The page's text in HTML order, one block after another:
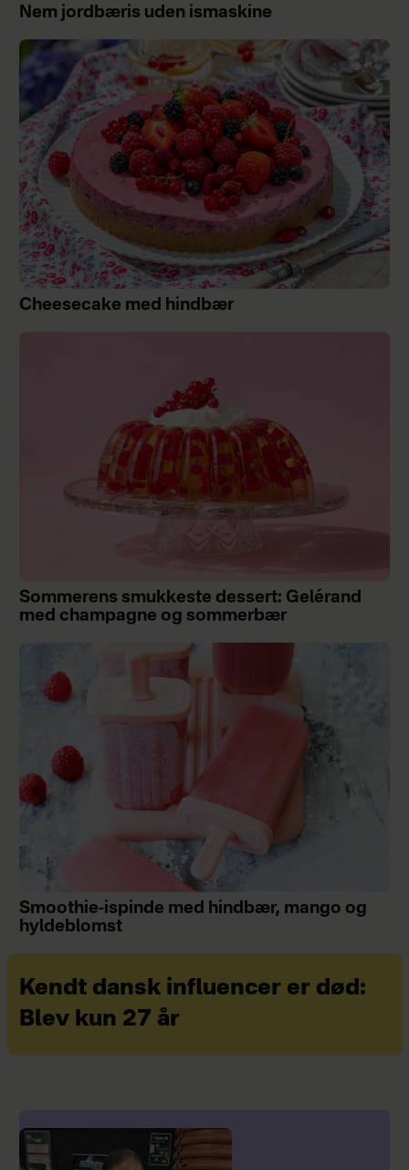
Nem jordbæris uden ismaskine
Cheesecake med hindbær
Sommerens smukkeste dessert: Gelérand
med champagne og sommerbær
Smoothie-ispinde med hindbær, mango og
hyldeblomst
Kendt dansk influencer er død:
Blev kun 27 år